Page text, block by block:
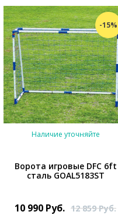
-15%
Наличие уточняйте
Ворота игровые DFC 6ft
сталь GOAL5183ST
10 990 Руб. 12 859Руб.